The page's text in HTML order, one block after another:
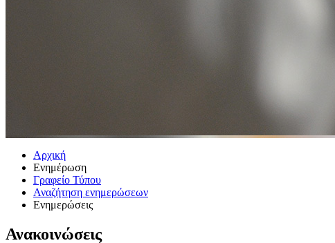
Αρχική
Ενημέρωση
Γραφείο Τύπου
Αναζήτηση ενημερώσεων
Ενημερώσεις
Ανακοινώσεις